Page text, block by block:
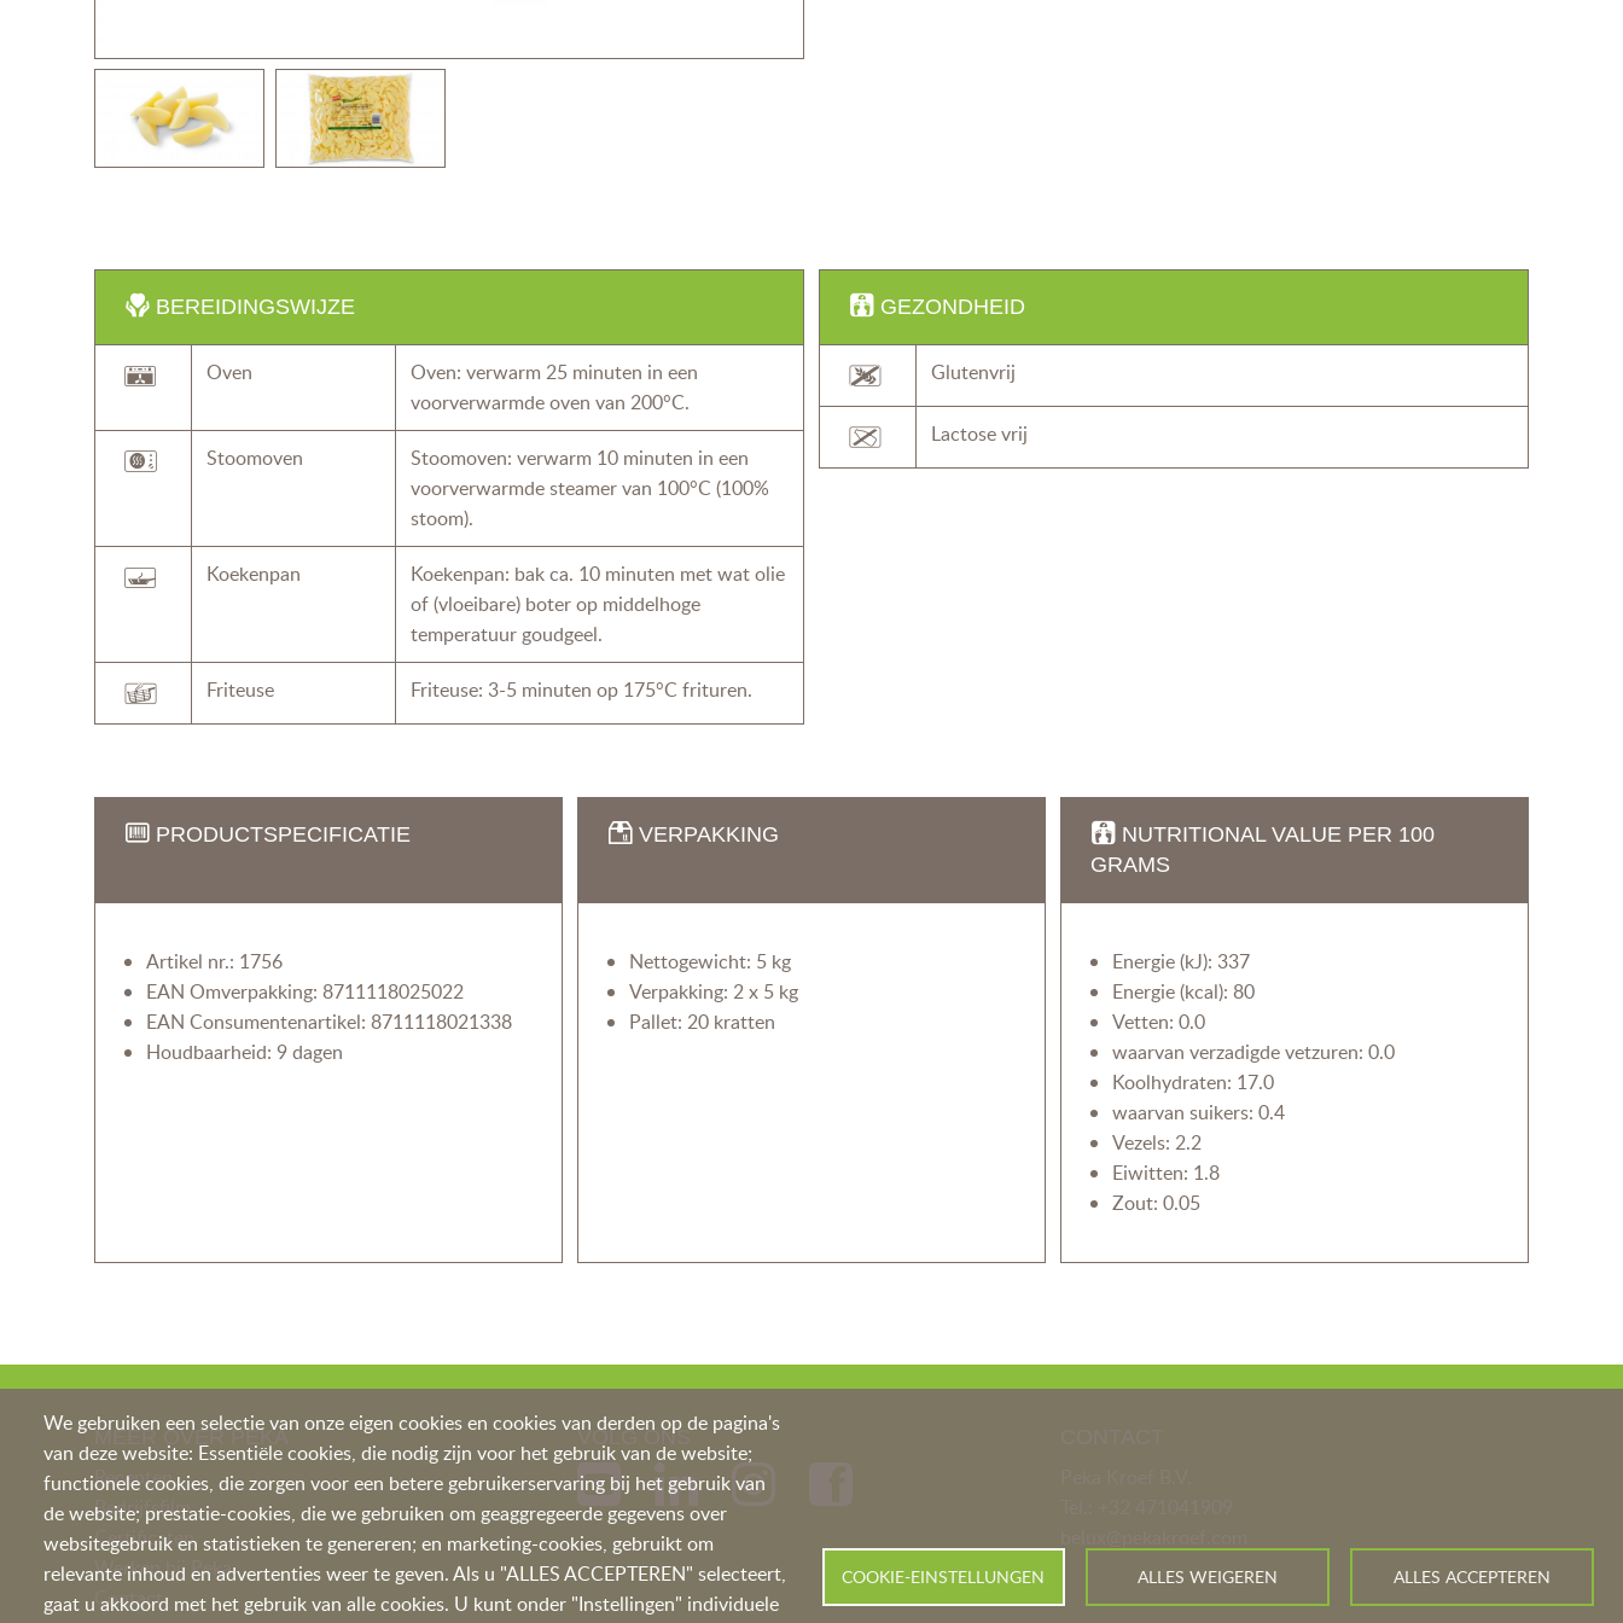
BEREIDINGSWIJZE
Oven
Oven: verwarm 25 minuten in een
voorverwarmde oven van 200°C.
Stoomoven
Stoomoven: verwarm 10 minuten in een
voorverwarmde steamer van 100°C (100%
stoom).
Koekenpan
Koekenpan: bak ca. 10 minuten met wat olie
of (vloeibare) boter op middelhoge
temperatuur goudgeel.
Friteuse Friteuse: 3-5 minuten op 175°C frituren.
GEZONDHEID
Glutenvrij
Lactose vrij
PRODUCTSPECIFICATIE
Artikel nr.: 1756
EAN Omverpakking: 8711118025022
EAN Consumentenartikel: 8711118021338
Houdbaarheid: 9 dagen
VERPAKKING
Nettogewicht: 5 kg
Verpakking: 2 x 5 kg
Pallet: 20 kratten
NUTRITIONAL VALUE PER 100
GRAMS
Energie (kJ): 337
Energie (kcal): 80
Vetten: 0.0
waarvan verzadigde vetzuren: 0.0
Koolhydraten: 17.0
waarvan suikers: 0.4
Vezels: 2.2
Eiwitten: 1.8
Zout: 0.05
We gebruiken een selectie van onze eigen cookies en cookies van derden op de pagina's
van deze website: Essentiële cookies, die nodig zijn voor het gebruik van de website;
functionele cookies, die zorgen voor een betere gebruikerservaring bij het gebruik van
de website; prestatie-cookies, die we gebruiken om geaggregeerde gegevens over
websitegebruik en statistieken te genereren; en marketing-cookies, gebruikt om
relevante inhoud en advertenties weer te geven. Als u "ALLES ACCEPTEREN" selecteert,
gaat u akkoord met het gebruik van alle cookies. U kunt onder "Instellingen" individuele
COOKIE-EINSTELLUNGEN ALLES WEIGEREN ALLES ACCEPTEREN
MEER OVER PEKA
Recepten
Bedrijfsfilm
Certificaten
Werken bij Peka
Contact
VOLG ONS